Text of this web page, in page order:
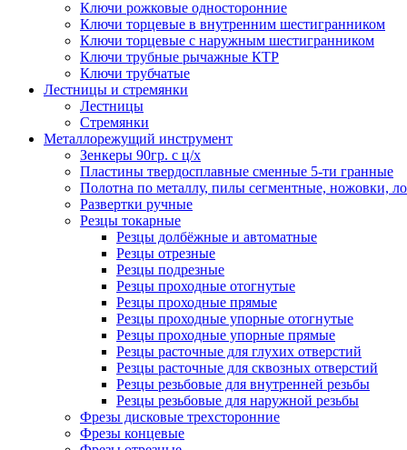
Ключи рожковые односторонние
Ключи торцевые в внутренним шестигранником
Ключи торцевые с наружным шестигранником
Ключи трубные рычажные КТР
Ключи трубчатые
Лестницы и стремянки
Лестницы
Стремянки
Металлорежущий инструмент
Зенкеры 90гр. с ц/х
Пластины твердосплавные сменные 5-ти гранные
Полотна по металлу, пилы сегментные, ножовки,
Развертки ручные
Резцы токарные
Резцы долбёжные и автоматные
Резцы отрезные
Резцы подрезные
Резцы проходные отогнутые
Резцы проходные прямые
Резцы проходные упорные отогнутые
Резцы проходные упорные прямые
Резцы расточные для глухих отверстий
Резцы расточные для сквозных отверстий
Резцы резьбовые для внутренней резьбы
Резцы резьбовые для наружной резьбы
Фрезы дисковые трехсторонние
Фрезы концевые